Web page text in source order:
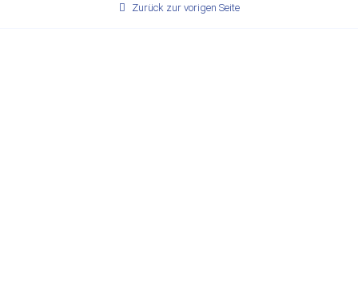
Zurück zur vorigen Seite